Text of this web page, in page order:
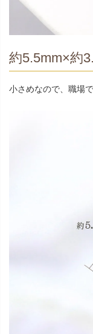
約5.5mm×約
小さめなので、職場